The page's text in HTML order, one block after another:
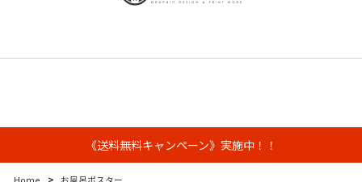
《送料無料キャンペーン》実施中！！
>